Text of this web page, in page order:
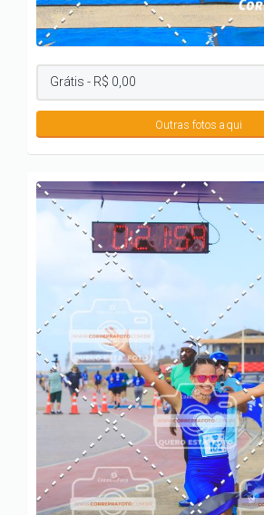
Outras fotos aqui